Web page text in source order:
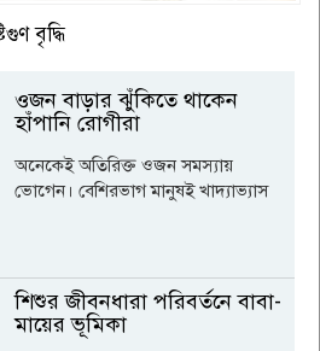
বৃদ্ধি
ওজন বাড়ার ঝুঁকিতে থাকেন
হাঁপানি রোগীরা
অনেকেই অতিরিক্ত ওজন সমস্যায়
ভোগেন। বেশিরভাগ মানুষই খাদ্যাভ্যাস
শিশুর জীবনধারা পরিবর্তনে বাবা-
মায়ের ভূমিকা